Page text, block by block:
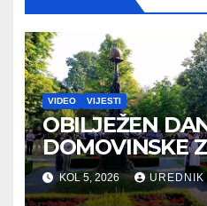
VIDEO VIJESTI
OBILJEŽEN
DOMOVINSKE
TE DAN
BRANITELJA
KOL 5, 2026 UREDNIK